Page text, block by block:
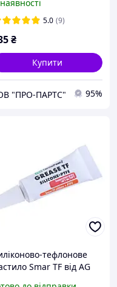
5.0 (9)
₴
Купити
"ПРО-ПАРТС" 95%
тефлонове
Smar TF від AG